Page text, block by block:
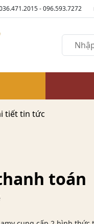
- 096.593.7272
tiết tin tức
toán